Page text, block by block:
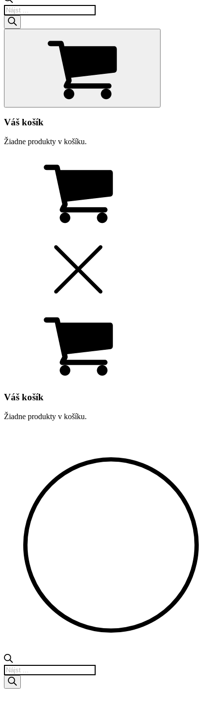
Products
search
Váš košík
Žiadne produkty v košíku.
Váš košík
Žiadne produkty v košíku.
Products
search